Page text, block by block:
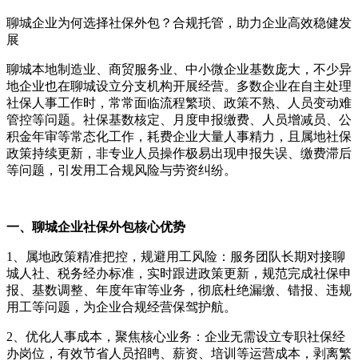
聊城企业为何选择社保外包？合规托管，助力企业高效稳健发
展
聊城本地制造业、商贸服务业、中小微企业基数庞大，不少异
地企业也在聊城设立分支机构开展经营。多数企业在自主处理
社保人事工作时，常常面临流程繁琐、政策不熟、人员变动难
管控等问题。社保基数核定、月度申报缴费、人员增减员、公
积金年审等常态化工作，耗费企业大量人事精力，且属地社保
政策持续更新，非专业人员操作极易出现申报失误、缴费滞后
等问题，引发用工合规风险与劳资纠纷。
一、聊城企业社保外包核心优势
1、属地政策精准把控，规避用工风险：服务团队长期对接聊
城人社、税务经办标准，实时跟进政策更新，规范完成社保申
报、基数调整、年度年审等业务，彻底杜绝漏缴、错报、违规
用工等问题，为企业合规经营保驾护航。
2、优化人事成本，聚焦核心业务：企业无需设立专职社保经
办岗位，有效节省人员招䀻、薪资、培训等运营成本，剥离繁